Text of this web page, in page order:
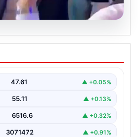
gyu Oh’un düğün
coşku
sahneye çıkarak eğlenceli bir
47.61 ▲ +0.05%
55.11 ▲ +0.13%
6516.6 ▲ +0.32%
3071472 ▲ +0.91%